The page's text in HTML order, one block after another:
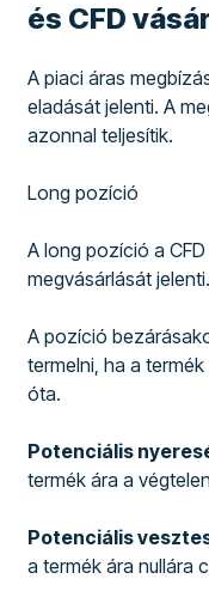
és CFD
A piaci áras
eladását jelenti. A
azonnal teljesítik.
Long pozíció
A long pozíció a
megvásárlását jelenti.
A pozíció
termelni, ha a
óta.
Potenciális
termék ára a
Potenciális
a termék ára nullára